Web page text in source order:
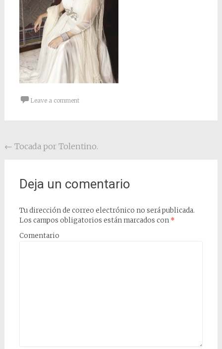
Leave a comment
Post navigation
← Tocada por Tolentino.
Deja un comentario
Tu dirección de correo electrónico no será publicada.
Los campos obligatorios están marcados con *
Comentario